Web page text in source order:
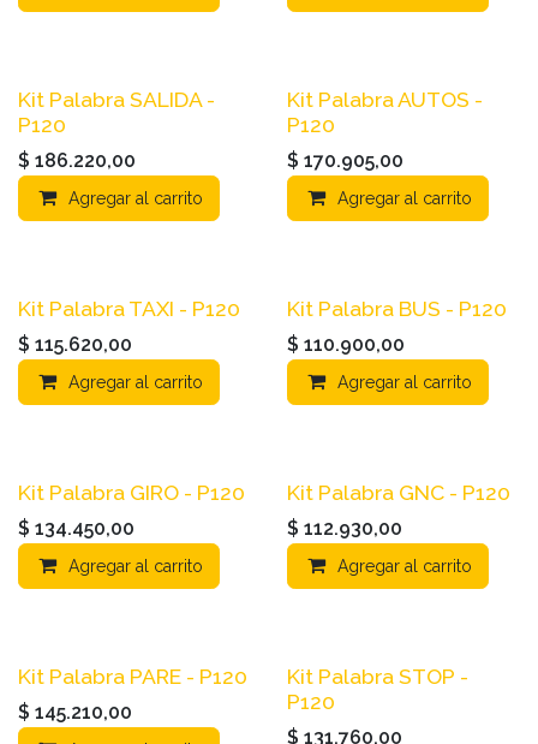
Kit Palabra SALIDA -
P120
$ 186.220,00
Agregar al carrito
Kit Palabra AUTOS -
P120
$ 170.905,00
Agregar al carrito
Kit Palabra TAXI - P120
$ 115.620,00
Agregar al carrito
Kit Palabra BUS - P120
$ 110.900,00
Agregar al carrito
Kit Palabra GIRO - P120
$ 134.450,00
Agregar al carrito
Kit Palabra GNC - P120
$ 112.930,00
Agregar al carrito
Kit Palabra PARE - P120
$ 145.210,00
Kit Palabra STOP -
P120
$ 131.760,00